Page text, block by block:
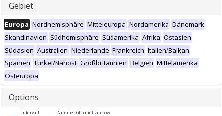
Gebiet
Europa Nordhemisphäre Mitteleuropa Nordamerika Dänemark
Skandinavien Südhemisphäre Südamerika Afrika Ostasien
Südasien Australien Niederlande Frankreich Italien/Balkan
Spanien Türkei/Nahost Großbritannien Belgien Mittelamerika
Osteuropa
Options
Intervall Number of panels in row